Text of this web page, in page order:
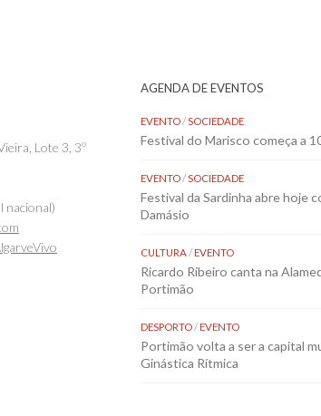
Lote 3, 3º
nacional)
AGENDA DE EVENTOS
EVENTO/SOCIEDADE
Festival do Marisco começa a
EVENTO/SOCIEDADE
Festival da Sardinha abre hoje
Damásio
CULTURA/EVENTO
Ricardo Ribeiro canta na
Portimão
DESPORTO/EVENTO
Portimão volta a ser a capital
Ginástica Rítmica